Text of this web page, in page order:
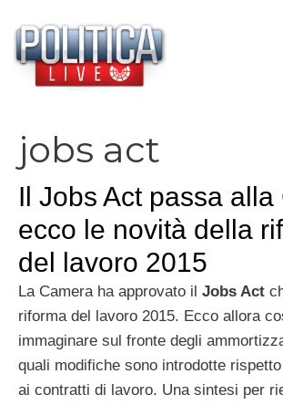
contenuto
jobs act
Il Jobs Act passa alla
ecco le novità della
del lavoro 2015
La Camera ha approvato il Jobs Act
riforma del lavoro 2015. Ecco allora
immaginare sul fronte degli
quali modifiche sono introdotte
ai contratti di lavoro. Una sintesi per